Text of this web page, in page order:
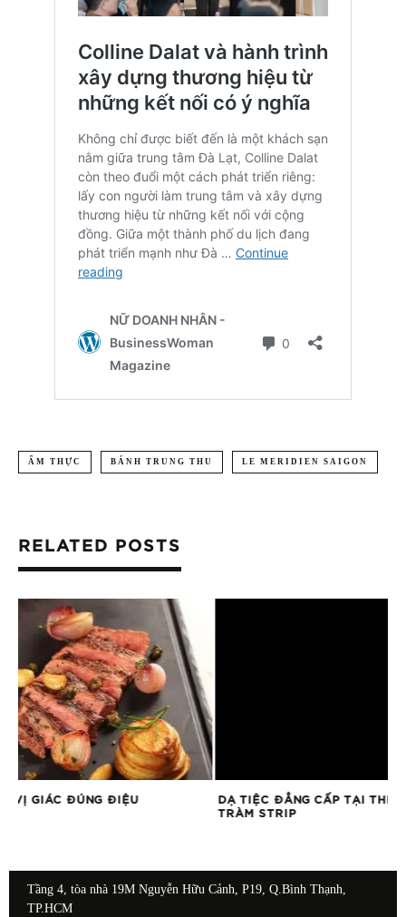
ẨM THỰC BÁNH TRUNG THU LE MERIDIEN SAIGON
RELATED POSTS
DẠ TIỆC ĐẲNG CẤP TẠI THE GRAND HỒ
CÂU CHUYỆN
SƯU TẬP BÁNH
Tầng 4, tòa nhà 19M Nguyễn Hữu Cảnh, P19, Q.Bình Thạnh,
TP.HCM